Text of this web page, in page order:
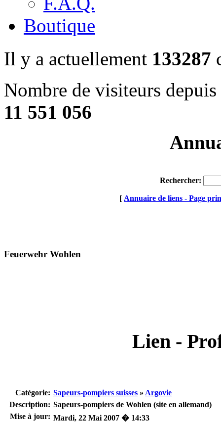
Boutique
Il y a actuellement 133287
Nombre de visiteurs
11 551 056
Rechercher:
[ Annuaire de liens - Page
Feuerwehr Wohlen
Lien -
Catégorie: Sapeurs-pompiers suisses » Argovie
Description: Sapeurs-pompiers de Wohlen (site en allemand)
Mise à jour: Mardi, 22 Mai 2007 � 14:33